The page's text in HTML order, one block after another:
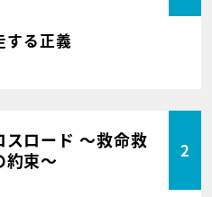
る正義
スロード ～救命救
約束～
2